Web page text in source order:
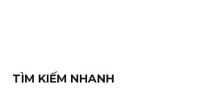
TÌM KIẾM NHANH